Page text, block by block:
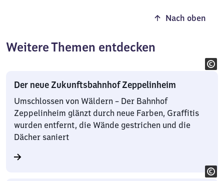
Nach oben
Weitere Themen entdecken
Der neue Zukunftsbahnhof Zeppelinheim
Umschlossen von Wäldern – Der Bahnhof
Zeppelinheim glänzt durch neue Farben, Graffitis
wurden entfernt, die Wände gestrichen und die
Dächer saniert